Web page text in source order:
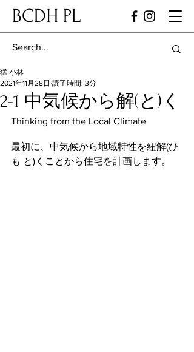
BCDH PL
2-1 中気候から解(と)く
猛 小林
2021年11月28日 読了時間: 3分
Thinking from the Local Climate
最初に、中気候から地域特性を紐解(ひ
も と)くことから住宅を計画します。